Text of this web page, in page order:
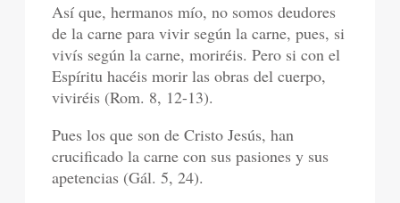
Así que, hermanos mío, no somos deudores
de la carne para vivir según la carne, pues, si
vivís según la carne, moriréis. Pero si con el
Espíritu hacéis morir las obras del cuerpo,
viviréis (Rom. 8, 12-13).
Pues los que son de Cristo Jesús, han
crucificado la carne con sus pasiones y sus
apetencias (Gál. 5, 24).